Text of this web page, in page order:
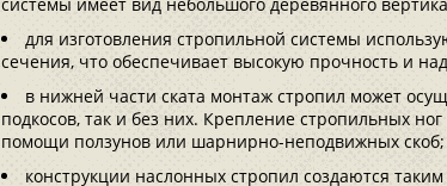
для изготовления стропильной системы
сечения, что обеспечивает высокую прочность и
в нижней части ската монтаж стропил может
подкосов, так и без них. Крепление стропильных
помощи ползунов или шарнирно-неподвижных скоб;
конструкции наслонных стропил создаются